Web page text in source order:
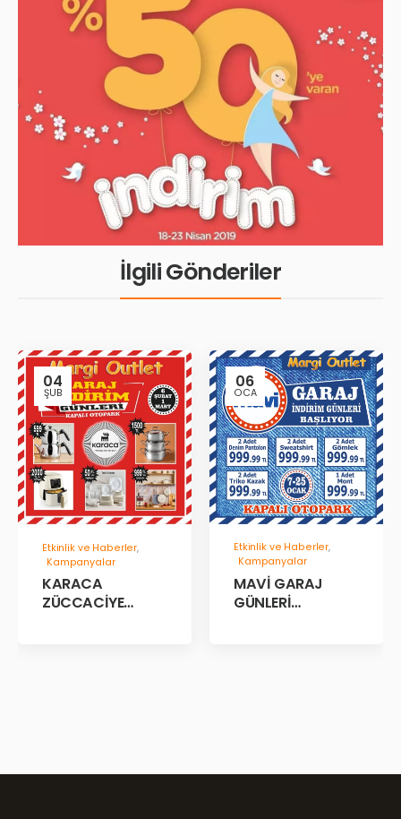
İlgili Gönderiler
04
ŞUB
Etkinlik ve Haberler,
Kampanyalar
KARACA
ZÜCCACİYE
06
OCA
Etkinlik ve Haberler,
Kampanyalar
MAVİ GARAJ
GÜNLERİ